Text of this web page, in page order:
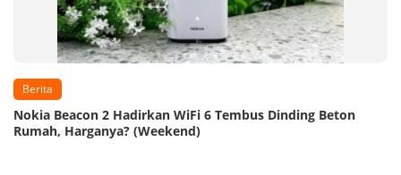
Berita
Nokia Beacon 2 Hadirkan WiFi 6 Tembus Dinding Beton
Rumah, Harganya? (Weekend)